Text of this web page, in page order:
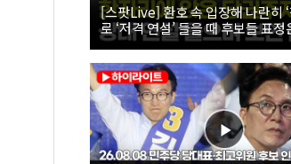
[스팟Live] 환호 속 입장해 나란히
로 ‘저격 연설’ 들을 때 후보들 표정
26.08.08 더불어민주당 당대표·최
보 인천 합동연설회